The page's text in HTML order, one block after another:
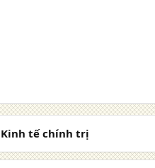
Kinh tế chính trị